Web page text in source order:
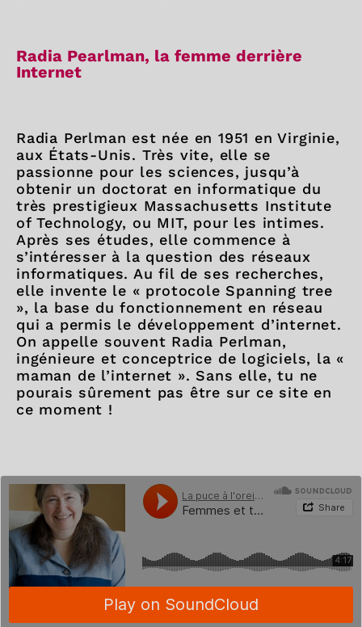
Radia Pearlman, la femme derrière
Internet
Radia Perlman est née en 1951 en Virginie,
aux États-Unis. Très vite, elle se
passionne pour les sciences, jusqu’à
obtenir un doctorat en informatique du
très prestigieux Massachusetts Institute
of Technology, ou MIT, pour les intimes.
Après ses études, elle commence à
s’intéresser à la question des réseaux
informatiques. Au fil de ses recherches,
elle invente le « protocole Spanning tree
», la base du fonctionnement en réseau
qui a permis le développement d’internet.
On appelle souvent Radia Perlman,
ingénieure et conceptrice de logiciels, la «
maman de l’internet ». Sans elle, tu ne
pourais sûrement pas être sur ce site en
ce moment !